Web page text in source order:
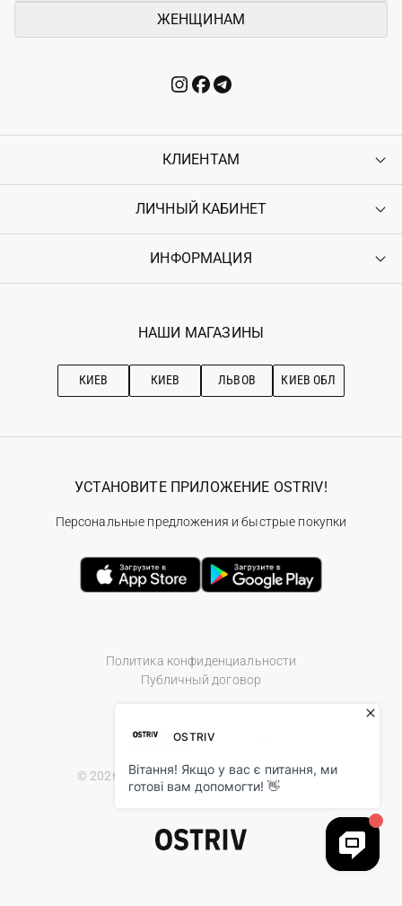
ЖЕНЩИНАМ
КЛИЕНТАМ
Контакты
Возврат
Гарантия
ЛИЧНЫЙ КАБИНЕТ
Войти
Ostriv Club+
ИНФОРМАЦИЯ
Наши магазини
Рекомендации по уходу
НАШИ МАГАЗИНЫ
КИЕВ КИЕВ ЛЬВОВ КИЕВ ОБЛ
Политика конфиденциальности
Публичный договор
© 2026 Ostriv.ua Store. All Rights Reserved.
УСТАНОВИТЕ ПРИЛОЖЕНИЕ OSTRIV!
Персональные предложения и быстрые покупки